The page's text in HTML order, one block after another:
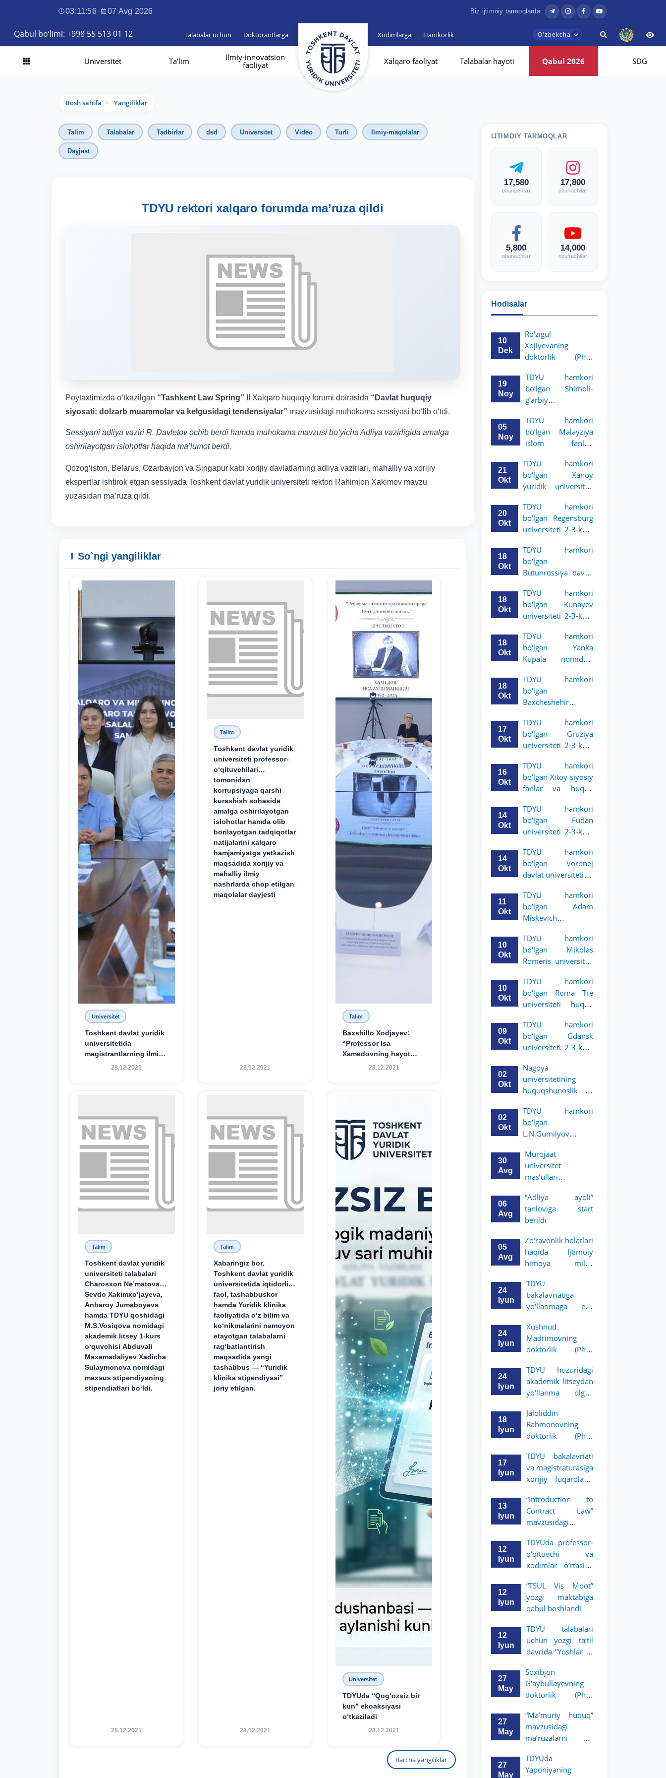
03:11:57 · 07 Avg 2026 Biz ijtimoiy tarmoqlarda:
Qabul bo‘limi: +998 55 513 01 12 Talabalar uchun Doktorantlarga Xodimlarga Hamkorlik Oʼzbekcha
Universitet Ta'lim
Ilmiy-innovatsion
faoliyat
Xalqaro faoliyat Talabalar hayoti Qabul 2026 SDG
Bosh sahifa > Yangiliklar
Talim Talabalar Tadbirlar dsd Universitet Video Turli Ilmiy-maqolalar
Dayjest
TDYU rektori xalqaro forumda ma’ruza qildi
Poytaxtimizda o‘tkazilgan “Tashkent Law Spring” II Xalqaro huquqiy forumi doirasida “Davlat huquqiy
siyosati: dolzarb muammolar va kelgusidagi tendensiyalar” mavzusidagi muhokama sessiyasi bo‘lib o‘tdi.
Sessiyani adliya vaziri R. Davletov ochib berdi hamda muhokama mavzusi bo‘yicha Adliya vazirligida amalga
oshirilayotgan islohotlar haqida ma’lumot berdi.
Qozog‘iston, Belarus, Ozarbayjon va Singapur kabi xorijiy davlatlarning adliya vazirlari, mahalliy va xorijiy
ekspertlar ishtirok etgan sessiyada Toshkent davlat yuridik universiteti rektori Rahimjon Xakimov mavzu
yuzasidan ma’ruza qildi.
So`ngi yangiliklar
Universitet
Toshkent davlat yuridik
universitetida
magistrantlarning ilmiy-
amaliy konferensiyasi
28.12.2021
Talim
Toshkent davlat yuridik
universiteti professor-
o‘qituvchilari
tomonidan
korrupsiyaga qarshi
kurashish sohasida
amalga oshirilayotgan
islohotlar hamda olib
borilayotgan tadqiqotlar
natijalarini xalqaro
hamjamiyatga yetkazish
maqsadida xorijiy va
mahalliy ilmiy
nashrlarda chop etilgan
maqolalar dayjesti
28.12.2021
Talim
Baxshillo Xodjayev:
“Professor Isa
Xamedovning hayot
yo‘li — ilm-fanga,
28.12.2021
Talim
Toshkent davlat yuridik
universiteti talabalari
Charosxon Ne’matova,
Sevdo Xakimxo‘jayeva,
Anbaroy Jumaboyeva
hamda TDYU qoshidagi
M.S.Vosiqova nomidagi
akademik litsey 1-kurs
o‘quvchisi Abduvali
Maxamadaliyev Xadicha
Sulaymonova nomidagi
maxsus stipendiyaning
stipendiatlari bo‘ldi.
28.12.2021
Talim
Xabaringiz bor,
Toshkent davlat yuridik
universitetida iqtidorli,
faol, tashabbuskor
hamda Yuridik klinika
faoliyatida o‘z bilim va
ko‘nikmalarini namoyon
etayotgan talabalarni
rag‘batlantirish
maqsadida yangi
tashabbus — “Yuridik
klinika stipendiyasi”
joriy etilgan.
28.12.2021
Universitet
TDYUda “Qog‘ozsiz bir
kun” ekoaksiyasi
o‘tkaziladi
28.12.2021
Barcha yangiliklar
IJTIMOIY TARMOQLAR
17,580
obunachilar
17,800
obunachilar
5,800
obunachilar
14,000
obunachilar
Hodisalar
10
Dek
Ro‘zigul
Xojiyevaning
doktorlik (PhD)
himoyasi bo‘lib
o‘tadi
19
Noy
TDYU hamkori
bo‘lgan Shimoli-
g‘arbiy
huquq universiteti
2-3-kurs talabalari
uchun akademik
e’lon qildi
05
Noy
TDYU hamkori
bo‘lgan Malayziya
islom fanlari
kurs talabalari
uchun akademik
mobillik dasturini
21
Okt
TDYU hamkori
bo‘lgan Xanoy
yuridik universiteti
talabalari uchun
akademik mobillik
dasturini e’lon qildi
20
Okt
TDYU hamkori
bo‘lgan Regensburg
universiteti 2-3-kurs
akademik mobillik
dasturini e’lon qildi
18
Okt
TDYU hamkori
bo‘lgan
Butunrossiya davlat
3-kurs talabalari
uchun akademik
mobillik dasturini
18
Okt
TDYU hamkori
bo‘lgan Kunayev
universiteti 2-3-kurs
akademik mobillik
dasturini e’lon qiladi
18
Okt
TDYU hamkori
bo‘lgan Yanka
Kupala nomidagi
universiteti 2-3-
bosqich talabalari
uchun akademik
e’lon qildi
18
Okt
TDYU hamkori
bo‘lgan
Baxcheshehir
bosqich talabalari
uchun akademik
mobillik dasturini
17
Okt
TDYU hamkori
bo‘lgan Gruziya
universiteti 2-3-kurs
akademik mobillik
dasturini e’lon qildi
16
Okt
TDYU hamkori
bo‘lgan Xitoy siyosiy
fanlar va huquq
talabalari uchun
akademik mobillik
dasturini e’lon qildi
14
Okt
TDYU hamkori
bo‘lgan Fudan
universiteti 2-3-kurs
akademik mobillik
dasturini e’lon qildi
14
Okt
TDYU hamkori
bo‘lgan Voronej
davlat universiteti 2-
uchun akademik
mobillik dasturini
e’lon qildi
11
Okt
TDYU hamkori
bo‘lgan Adam
Miskevich
bosqich talabalari
uchun akademik
mobillik dasturini
10
Okt
TDYU hamkori
bo‘lgan Mikolas
Romeris universiteti
uchun akademik
mobillik dasturini
e’lon qildi
10
Okt
TDYU hamkori
bo‘lgan Roma Tre
universiteti huquq
talabalari uchun
akademik mobillik
dasturini e’lon qildi
09
Okt
TDYU hamkori
bo‘lgan Gdansk
universiteti 2-3-kurs
akademik mobillik
dasturini e’lon qildi
02
Okt
Nagoya
universitetining
huquqshunoslik va
boʻyicha
magistratura dasturi
stipendiyasiga
qilish boshlandi
02
Okt
TDYU hamkori
bo‘lgan
L.N.Gumilyov
Yevroosiyo milliy
universiteti 2-3-kurs
talabalari uchun
dasturini e’lon qiladi
30
Avg
Murojaat
universitet
mas’ullari
chiqilmoqda
06
Avg
“Adliya ayoli”
tanloviga start
berildi
05
Avg
Zo‘ravonlik holatlari
haqida Ijtimoiy
himoya milliy
hududiy
boʻlinmalariga
murojaat qiling
24
Iyun
TDYU
bakalavriatiga
yo‘llanmaga ega
litsey
bitiruvchilarini
o‘qishga qabul
arizalar qabuli
boshlandi
24
Iyun
Xushnud
Madrimovning
doktorlik (PhD)
himoyasi bo‘lib
o‘tadi
24
Iyun
TDYU huzuridagi
akademik litseydan
yo‘llanma olgan
yakka tartibdagi
suhbat savollari
ro‘yxati tasdiqlandi.
18
Iyun
Jaloliddin
Rahmonovning
doktorlik (PhD)
himoyasi bo‘lib
o‘tadi
17
Iyun
TDYU bakalavriati
va magistraturasiga
xorijiy fuqarolarni
qilish bo‘yicha
arizalar qabuli
boshlandi
13
Iyun
“Introduction to
Contract Law”
mavzusidagi
Kristofer Sayks olib
boradi
12
Iyun
TDYUda professor-
o‘qituvchi va
xodimlar o‘rtasida
tanlovi o‘tkazildi
12
Iyun
“TSUL Vis Moot”
yozgi maktabiga
qabul boshlandi
12
Iyun
TDYU talabalari
uchun yozgi ta’til
davrida “Yoshlar —
targ‘ibot tanlovi
e’lon qilindi
27
May
Soxibjon
G‘aybullayevning
doktorlik (PhD)
himoyasi bo‘lib
o‘tadi
27
May
“Ma’muriy huquq”
mavzusidagi
ma’ruzalarni Dr.
boradi
27
May
TDYUda
Yaponiyaning
TDYU qabul murojaatlari chati
Assalomu alaykum! TDYU qabul
murojaatlari chatiga xush kelibsiz.
Qabul bo'yicha murojaatlaringizni
ushbu chatda qoldiring.